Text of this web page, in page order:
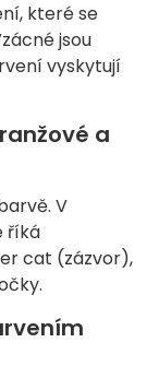
které se
jsou
vyskytují
a
V
říká
cat (zázvor),